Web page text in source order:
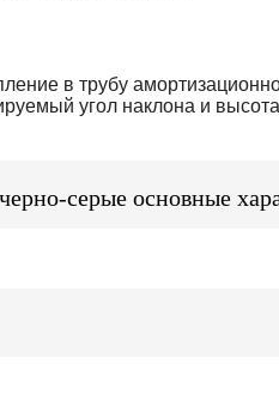
в трубу
угол наклона и
серые основные